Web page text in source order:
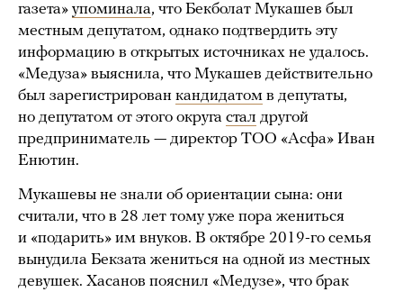
газета» упоминала, что Бекболат Мукашев был
местным депутатом, однако подтвердить эту
информацию в открытых источниках не удалось.
«Медуза» выяснила, что Мукашев действительно
был зарегистрирован кандидатом в депутаты,
но депутатом от этого округа стал другой
предприниматель — директор ТОО «Асфа» Иван
Енютин.
Мукашевы не знали об ориентации сына: они
считали, что в 28 лет тому уже пора жениться
и «подарить» им внуков. В октябре 2019-го семья
вынудила Бекзата жениться на одной из местных
девушек. Хасанов пояснил «Медузе», что брак